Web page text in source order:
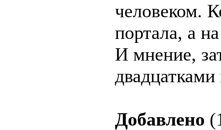
человеком.
портала, а
И мнение,
Добавлено